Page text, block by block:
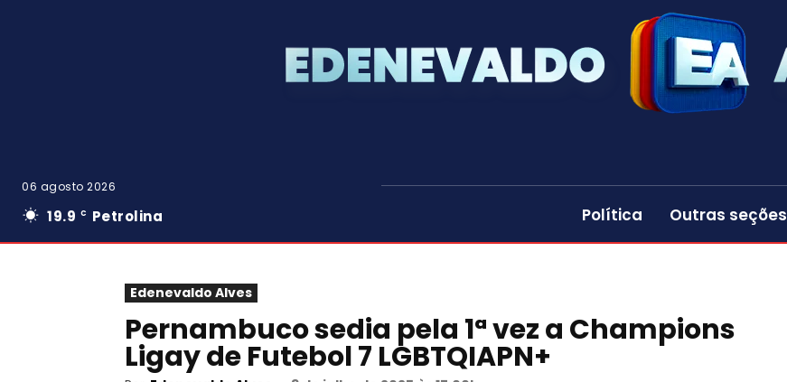
06 agosto 2026
19.9 C Petrolina Política Outras seções
Edenevaldo Alves
Pernambuco sedia pela 1ª vez a Champions
Ligay de Futebol 7 LGBTQIAPN+